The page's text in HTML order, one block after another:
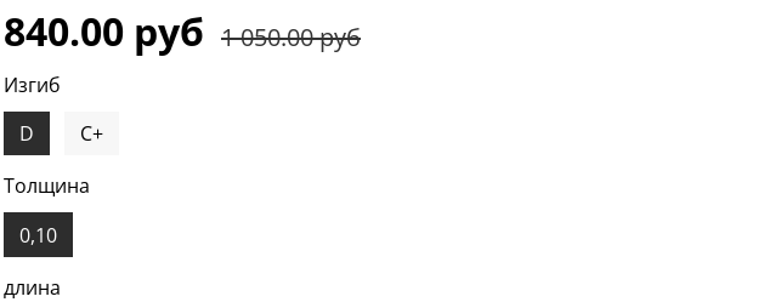
840.00 руб 1 050.00 руб
Изгиб
D
C+
Толщина
0,10
длина